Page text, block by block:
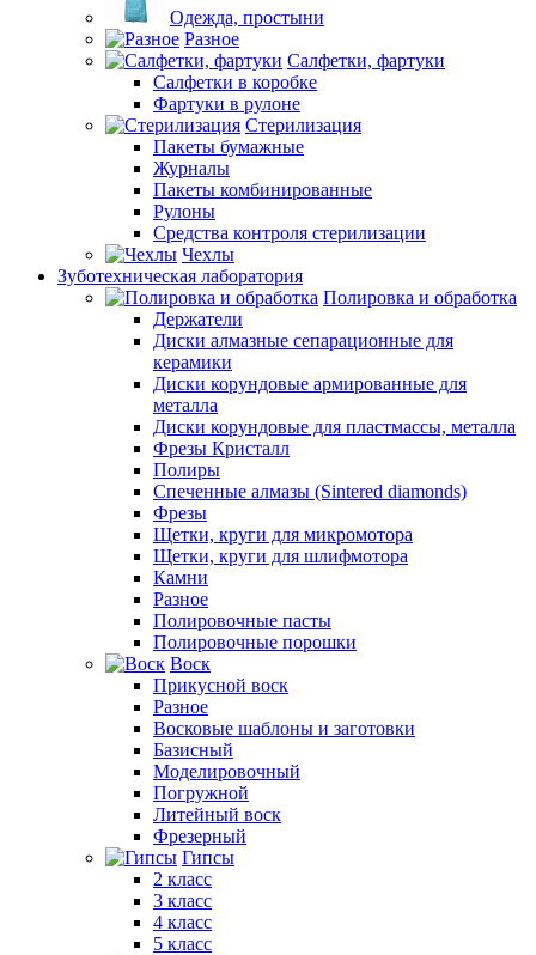
Одежда, простыни
Разное
Салфетки, фартуки
Салфетки в коробке
Фартуки в рулоне
Стерилизация
Пакеты бумажные
Журналы
Пакеты комбинированные
Рулоны
Средства контроля стерилизации
Чехлы
Зуботехническая лаборатория
Полировка и обработка
Держатели
Диски алмазные сепарационные для
керамики
Диски корундовые армированные для
металла
Диски корундовые для пластмассы, металла
Фрезы Кристалл
Полиры
Спеченные алмазы (Sintered diamonds)
Фрезы
Щетки, круги для микромотора
Щетки, круги для шлифмотора
Камни
Разное
Полировочные пасты
Полировочные порошки
Воск
Прикусной воск
Разное
Восковые шаблоны и заготовки
Базисный
Моделировочный
Погружной
Литейный воск
Фрезерный
Гипсы
2 класс
3 класс
4 класс
5 класс